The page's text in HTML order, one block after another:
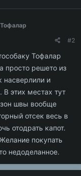
#2
Тофалар
просто решето из
насверлили и
В этих местах тут
швы вообще
отсек весь в
отодрать капот.
покупать
недоделанное.